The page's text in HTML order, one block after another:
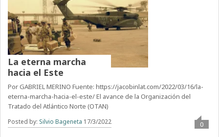
La eterna marcha
hacia el Este
Por GABRIEL MERINO Fuente: https://jacobinlat.com/2022/03/16/la-
eterna-marcha-hacia-el-este/ El avance de la Organización del
Tratado del Atlántico Norte (OTAN)
Posted by: Silvio Bageneta 17/3/2022 0